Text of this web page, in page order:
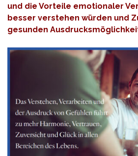
und die Vorteile emotionaler
besser verstehen würden und
gesunden